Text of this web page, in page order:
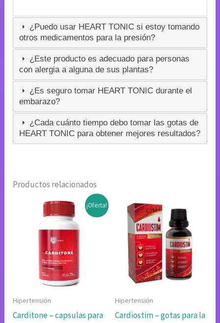
¿Puedo usar HEART TONIC si estoy tomando
otros medicamentos para la presión?
¿Este producto es adecuado para personas
con alergia a alguna de sus plantas?
¿Es seguro tomar HEART TONIC durante el
embarazo?
¿Cada cuánto tiempo debo tomar las gotas de
HEART TONIC para obtener mejores resultados?
Productos relacionados
¡Oferta!
Hipertensión
Carditone – capsulas para
Hipertensión
Cardiostim – gotas para la